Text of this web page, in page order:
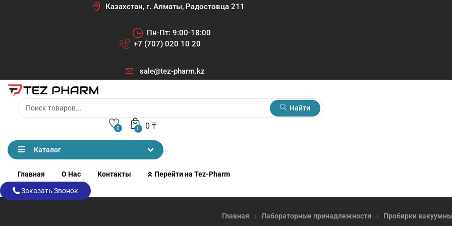
Казахстан, г. Алматы, Радостовца 211
Пн-Пт: 9:00-18:00
+7 (707) 020 10 20
sale@tez-pharm.kz
Найти
0 0 ₸
0
Каталог
Главная О Нас Контакты Перейти на Tez-Pharm
Заказать Звонок
Главная Лабораторные принадлежности Пробирки